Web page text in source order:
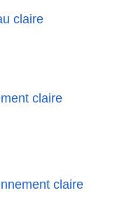
claire
claire
claire